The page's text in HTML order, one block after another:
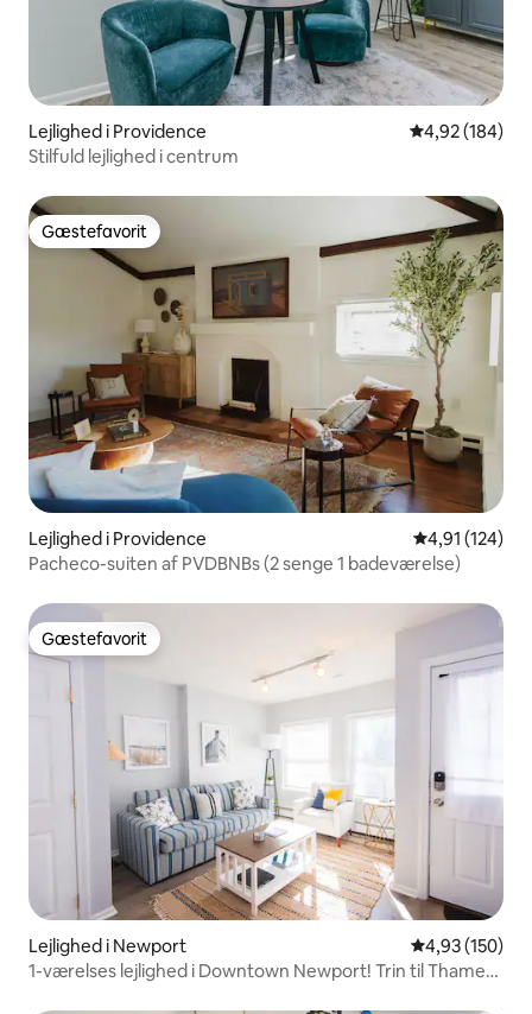
Lejlighed i Providence 4,92 ud af 5 i
4,92 (184)
Stilfuld lejlighed i centrum
Gæstefavorit
Gæstefavorit
Lejlighed i Providence 4,91 ud af 5 i
4,91 (124)
Pacheco-suiten af PVDBNBs (2 senge 1 badeværelse)
Gæstefavorit
Gæstefavorit
Lejlighed i Newport 4,93 ud af 5 i
4,93 (150)
1-værelses lejlighed i Downtown Newport! Trin til Thames